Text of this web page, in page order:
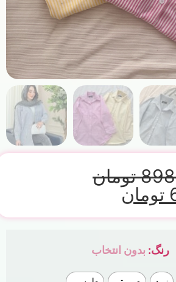
تومان
تومان
رنگ: بدون انتخاب